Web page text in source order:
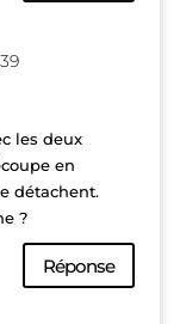
les deux
en
détachent.
?
Réponse